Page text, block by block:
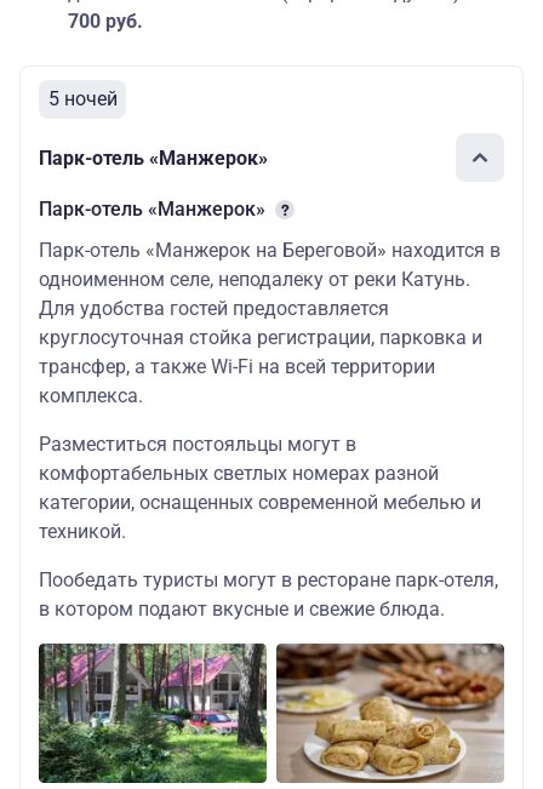
700 руб.
5 ночей
Парк-отель «Манжерок»
Парк-отель «Манжерок»
Парк-отель «Манжерок на Береговой» находится в
одноименном селе, неподалеку от реки Катунь.
Для удобства гостей предоставляется
круглосуточная стойка регистрации, парковка и
трансфер, а также Wi-Fi на всей территории
комплекса.
Разместиться постояльцы могут в
комфортабельных светлых номерах разной
категории, оснащенных современной мебелью и
техникой.
Пообедать туристы могут в ресторане парк-отеля,
в котором подают вкусные и свежие блюда.